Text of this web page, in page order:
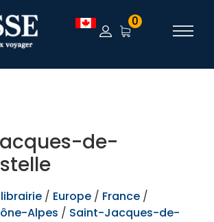
0
de-
/ Europe / France /
Alpes / Saint-Jacques-de-